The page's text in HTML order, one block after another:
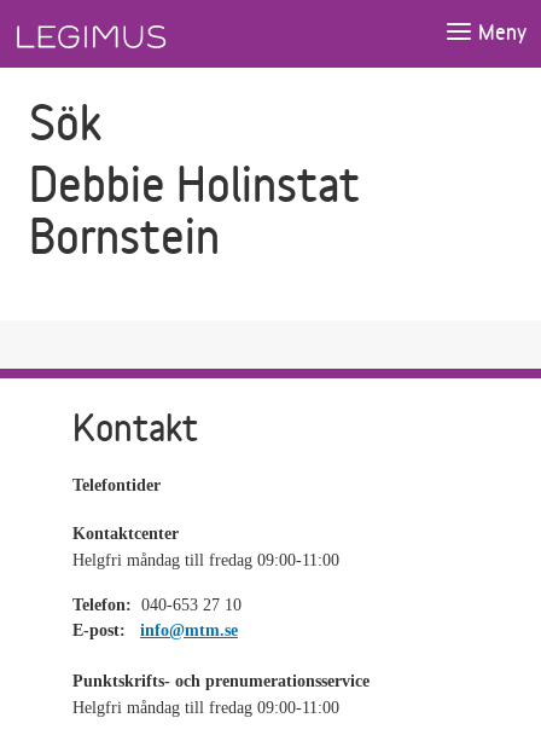
Meny
Sök
Debbie Holinstat
Bornstein
Kontakt
Telefontider
Kontaktcenter
Helgfri måndag till fredag 09:00-11:00
Telefon: 040-653 27 10
E-post:
info@mtm.se
Punktskrifts- och prenumerationsservice
Helgfri måndag till fredag 09:00-11:00